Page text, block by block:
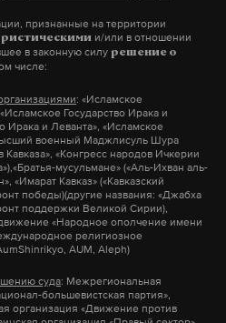
«ОВД-Инфо», всего на
600 человек.
Daily Storm вMAX. Он
тормозит интернет.
Telegram,ДзениVK.
Telegram
VK
press/Igor Russak
признанные на территории
и/или в отношении
в законную силу решение о
числе:
: «Исламское
Государство Ирака и
Ирака и Леванта», «Исламское
военный Маджлисуль Шура
«Конгресс народов Ичкерии
мусульмане» («Аль-Ихван аль-
«Имарат Кавказ» («Кавказский
победы)(другие названия: «Джабха
поддержки Великой Сирии),
«Народное ополчение имени
религиозное
AUM, Aleph)
суда: Межрегиональная
большевистская партия»,
организация «Движение против